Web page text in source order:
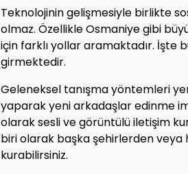
Teknolojinin gelişmesiyle birlikte
olmaz. Özellikle Osmaniye gibi
için farklı yollar aramaktadır. İşte
girmektedir.
Geleneksel tanışma yöntemleri
yaparak yeni arkadaşlar edinme
olarak sesli ve görüntülü iletişim
biri olarak başka şehirlerden veya
kurabilirsiniz.